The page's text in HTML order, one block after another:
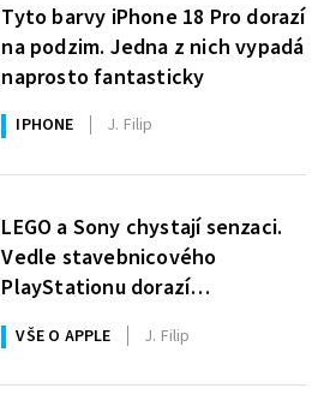
Tyto barvy iPhone 18 Pro dorazí
na podzim. Jedna z nich vypadá
naprosto fantasticky
IPHONE J. Filip
LEGO a Sony chystají senzaci.
Vedle stavebnicového
PlayStationu dorazí
i legendární Astro Bot a bude
zdarma
VŠE O APPLE J. Filip